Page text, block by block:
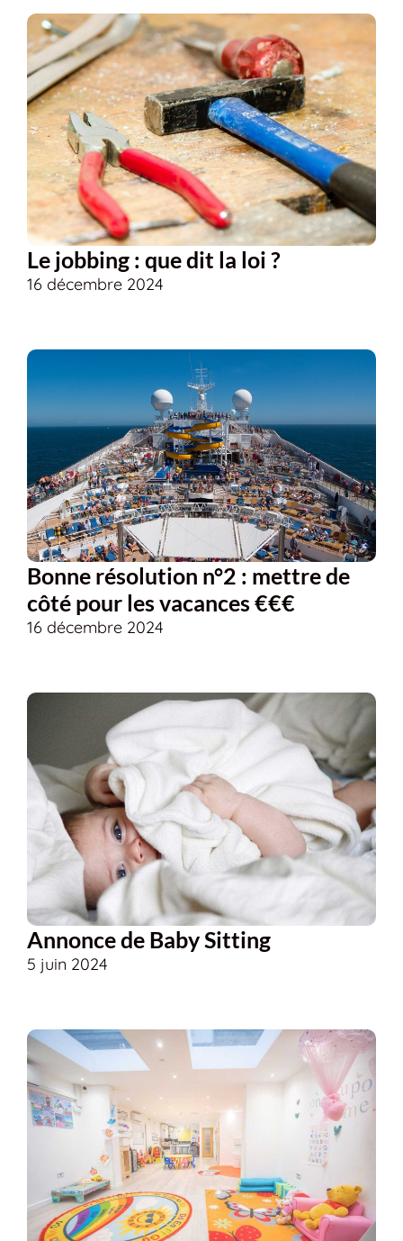
Le jobbing : que dit la loi ?
16 décembre 2024
Bonne résolution n°2 : mettre de
côté pour les vacances €€€
16 décembre 2024
Annonce de Baby Sitting
5 juin 2024